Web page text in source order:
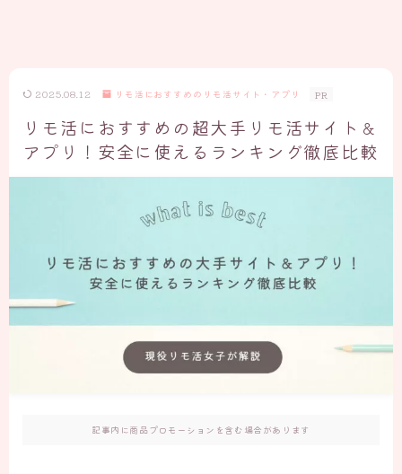
2025.08.12 リモ活におすすめのリモ活サイト・アプリ PR
リモ活におすすめの超大手リモ活サイト＆
アプリ！安全に使えるランキング徹底比較
記事内に商品プロモーションを含む場合があります